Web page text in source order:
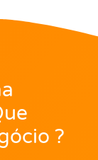
?